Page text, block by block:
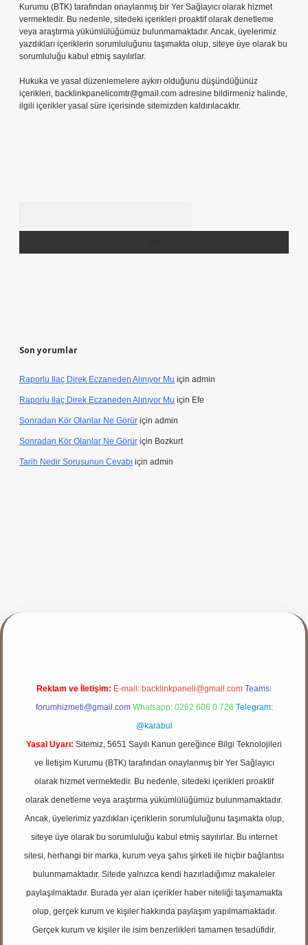
Kurumu (BTK) tarafından onaylanmış bir Yer Sağlayıcı olarak hizmet
vermektedir. Bu nedenle, sitedeki içerikleri proaktif olarak denetleme
veya araştırma yükümlülüğümüz bulunmamaktadır. Ancak, üyelerimiz
yazdıkları içeriklerin sorumluluğunu taşımakta olup, siteye üye olarak bu
sorumluluğu kabul etmiş sayılırlar.
Hukuka ve yasal düzenlemelere aykırı olduğunu düşündüğünüz
içerikleri, backlinkpanelicomtr@gmail.com adresine bildirmeniz halinde,
ilgili içerikler yasal süre içerisinde sitemizden kaldırılacaktır.
Son yorumlar
Raporlu Ilaç Direk Eczaneden Alınıyor Mu için admin
Raporlu Ilaç Direk Eczaneden Alınıyor Mu için Efe
Sonradan Kör Olanlar Ne Görür için admin
Sonradan Kör Olanlar Ne Görür için Bozkurt
Tarih Nedir Sorusunun Cevabı için admin
Reklam ve İletişim: E-mail: backlinkpaneli@gmail.com Teams:
forumhizmeti@gmail.com Whatsapp: 0262 606 0 726 Telegram:
@karabul
Yasal Uyarı: Sitemiz, 5651 Sayılı Kanun gereğince Bilgi Teknolojileri
ve İletişim Kurumu (BTK) tarafından onaylanmış bir Yer Sağlayıcı
olarak hizmet vermektedir. Bu nedenle, sitedeki içerikleri proaktif
olarak denetleme veya araştırma yükümlülüğümüz bulunmamaktadır.
Ancak, üyelerimiz yazdıkları içeriklerin sorumluluğunu taşımakta olup,
siteye üye olarak bu sorumluluğu kabul etmiş sayılırlar. Bu internet
sitesi, herhangi bir marka, kurum veya şahıs şirketi ile hiçbir bağlantısı
bulunmamaktadır. Sitede yalnızca kendi hazırladığımız makaleler
paylaşılmaktadır. Burada yer alan içerikler haber niteliği taşımamakta
olup, gerçek kurum ve kişiler hakkında paylaşım yapılmamaktadır.
Gerçek kurum ve kişiler ile isim benzerlikleri tamamen tesadüfidir.